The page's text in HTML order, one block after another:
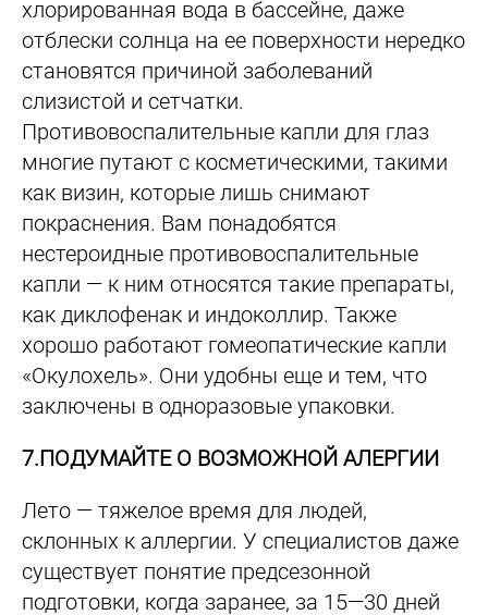
хлорированная вода в бассейне, даже
отблес­ки солнца на ее поверхности нередко
становятся причиной заболеваний
слизистой и сетчатки.
Противовоспалительные капли для глаз
многие путают с косметическими, такими
как визин, которые лишь снимают
покраснения. Вам понадобятся
нестероидные противовоспалительные
капли — к ним относятся такие препараты,
как диклофенак и индоколлир. Также
хорошо работают гомеопатические капли
«Окулохель». Они удобны еще и тем, что
заключены в одноразовые упаковки.
7.ПОДУМАЙТЕ О ВОЗМОЖНОЙ АЛЕРГИИ
Лето — тяжелое время для людей,
склонных к аллергии. У специалистов даже
существует понятие предсезонной
подготовки, когда заранее, за 15—30 дней